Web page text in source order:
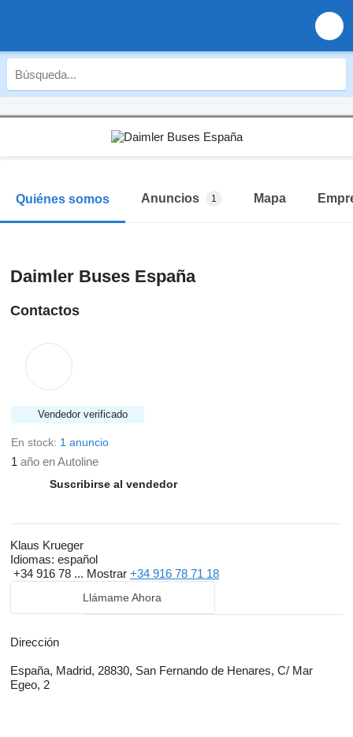
Quiénes somos Anuncios 1 Mapa
Daimler Buses España
Contactos
Vendedor verificado
En stock: 1 anuncio
1 año en Autoline
Suscribirse al vendedor
Klaus Krueger
Idiomas: español
+34 916 78 ... Mostrar +34 916 78 71 18
Llámame Ahora
Dirección
España, Madrid, 28830, San Fernando de Henares, C/ Mar
Egeo, 2